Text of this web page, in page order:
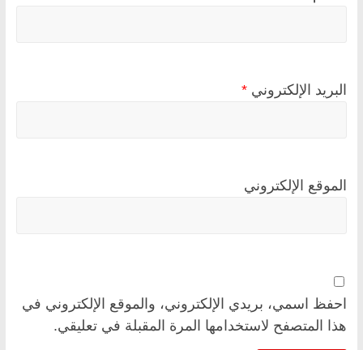
البريد الإلكتروني *
الموقع الإلكتروني
احفظ اسمي، بريدي الإلكتروني، والموقع الإلكتروني في
هذا المتصفح لاستخدامها المرة المقبلة في تعليقي.